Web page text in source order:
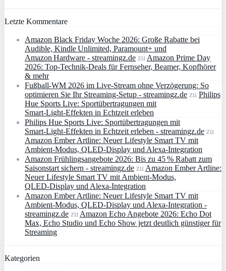
Letzte Kommentare
Amazon Black Friday Woche 2026: Große Rabatte bei
Audible, Kindle Unlimited, Paramount+ und
Amazon Hardware - streamingz.de zuAmazon Prime Day
2026: Top-Technik-Deals für Fernseher, Beamer, Kopfhörer
& mehr
Fußball-WM 2026 im Live-Stream ohne Verzögerung: So
optimieren Sie Ihr Streaming-Setup - streamingz.de zu Philips
Hue Sports Live: Sportübertragungen mit
Smart‑Light‑Effekten in Echtzeit erleben
Philips Hue Sports Live: Sportübertragungen mit
Smart‑Light‑Effekten in Echtzeit erleben - streamingz.de zu
Amazon Ember Artline: Neuer Lifestyle Smart TV mit
Ambient‑Modus, QLED‑Display und Alexa‑Integration
Amazon Frühlingsangebote 2026: Bis zu 45 % Rabatt zum
Saisonstart sichern - streamingz.de zuAmazon Ember Artline:
Neuer Lifestyle Smart TV mit Ambient‑Modus,
QLED‑Display und Alexa‑Integration
Amazon Ember Artline: Neuer Lifestyle Smart TV mit
Ambient‑Modus, QLED‑Display und Alexa‑Integration -
streamingz.de zuAmazon Echo Angebote 2026: Echo Dot
Max, Echo Studio und Echo Show jetzt deutlich günstiger für
Streaming
Kategorien